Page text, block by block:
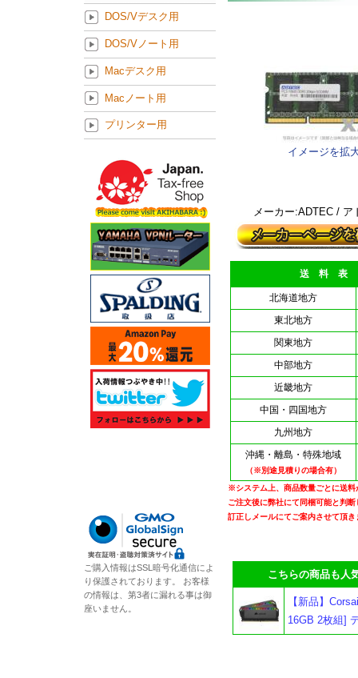
イメージを拡
メーカー:ADTEC / ア
送 料 表
北海道地方
東北地方
関東地方
中部地方
近畿地方
中国・四国地方
九州地方
沖縄・離島・特殊地域
（※別途見積りの場合有）
※システム上、商品数量ごとに送料
ご注文後に弊社にて同梱可能と判
訂正しメールにてご案内させて頂き
こちらの商品も人気
【新品】
16GB 2枚組]
DOS/Vデスク用
DOS/Vノート用
Macデスク用
Macノート用
プリンター用
ご購入情報はSSL暗号化通信によ
り保護されております。 お客様
の情報は、第3者に漏れる事は御
座いません。